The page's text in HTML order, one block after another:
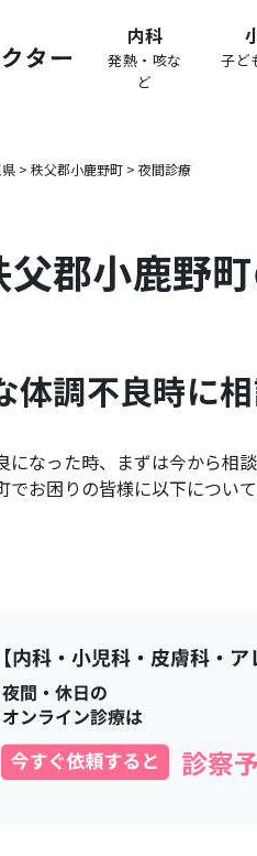
内科
発熱・咳な
ど
子ど
> 秩父郡小鹿野町 > 夜間診療
父郡小鹿野町
体調不良時に
になった時、まずは今から相
でお困りの皆様に以下につい